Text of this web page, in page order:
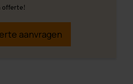
offerte!
aanvragen